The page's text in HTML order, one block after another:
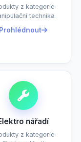
z kategorie
technika
Prohlédnout
nářadí
z kategorie